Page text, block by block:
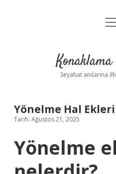
Yasal
Seyahat anılarına
Yönelme Hal
Tarih: Ağustos 21, 2025
Yönelme